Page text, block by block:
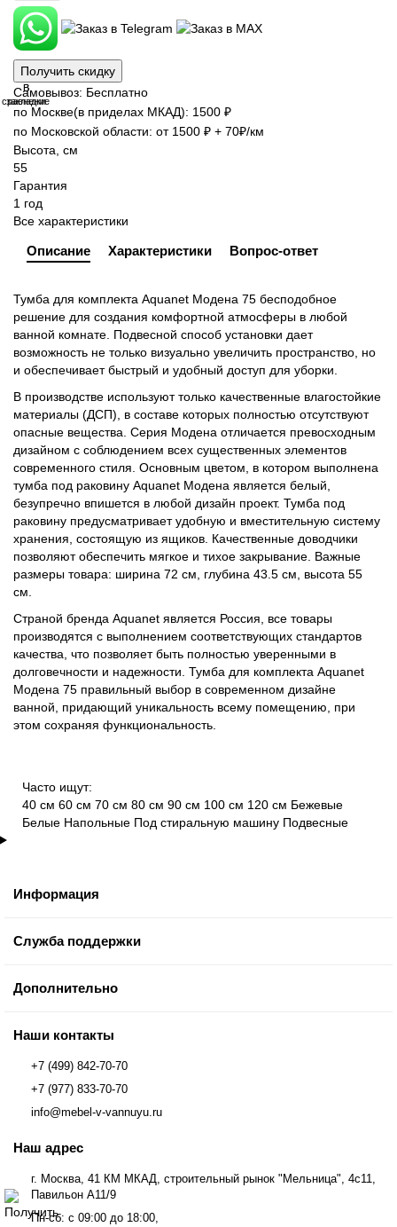
Получить скидку
В
закладки
В
сравнение
Самовывоз: Бесплатно
по Москве(в приделах МКАД): 1500 ₽
по Московской области: от 1500 ₽ + 70₽/км
Высота, см
55
Гарантия
1 год
Все характеристики
Описание Характеристики Вопрос-ответ
Тумба для комплекта Aquanet Модена 75 бесподобное
решение для создания комфортной атмосферы в любой
ванной комнате. Подвесной способ установки дает
возможность не только визуально увеличить пространство, но
и обеспечивает быстрый и удобный доступ для уборки.
В производстве используют только качественные влагостойкие
материалы (ДСП), в составе которых полностью отсутствуют
опасные вещества. Серия Модена отличается превосходным
дизайном с соблюдением всех существенных элементов
современного стиля. Основным цветом, в котором выполнена
тумба под раковину Aquanet Модена является белый,
безупречно впишется в любой дизайн проект. Тумба под
раковину предусматривает удобную и вместительную систему
хранения, состоящую из ящиков. Качественные доводчики
позволяют обеспечить мягкое и тихое закрывание. Важные
размеры товара: ширина 72 см, глубина 43.5 см, высота 55
см.
Страной бренда Aquanet является Россия, все товары
производятся с выполнением соответствующих стандартов
качества, что позволяет быть полностью уверенными в
долговечности и надежности. Тумба для комплекта Aquanet
Модена 75 правильный выбор в современном дизайне
ванной, придающий уникальность всему помещению, при
этом сохраняя функциональность.
Часто ищут:
40 см 60 см 70 см 80 см 90 см 100 см 120 см Бежевые
Белые Напольные Под стиральную машину Подвесные
Информация
Служба поддержки
Дополнительно
Наши контакты
+7 (499) 842-70-70
+7 (977) 833-70-70
info@mebel-v-vannuyu.ru
Наш адрес
г. Москва, 41 КМ МКАД, строительный рынок "Мельница", 4с11,
Павильон А11/9
Пн-сб: с 09:00 до 18:00,